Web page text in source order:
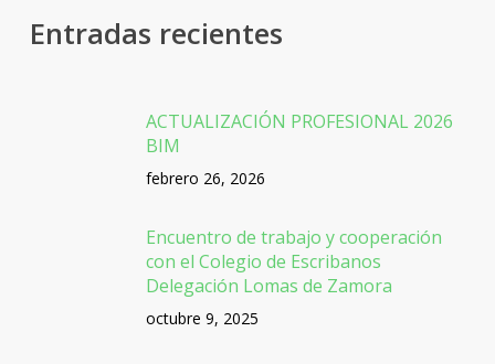
Entradas recientes
ACTUALIZACIÓN PROFESIONAL 2026
BIM
febrero 26, 2026
Encuentro de trabajo y cooperación
con el Colegio de Escribanos
Delegación Lomas de Zamora
octubre 9, 2025